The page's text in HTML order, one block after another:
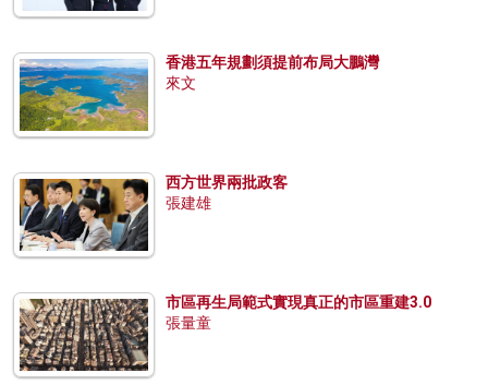
香港五年規劃須提前布局大鵬灣
來文
西方世界兩批政客
張建雄
市區再生局範式實現真正的市區重建3.0
張量童